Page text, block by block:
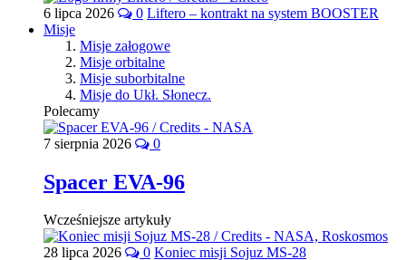
6 lipca 2026 0 Liftero – kontrakt na system BOOSTER
Misje
Misje załogowe
Misje orbitalne
Misje suborbitalne
Misje do Ukł. Słonecz.
Polecamy
7 sierpnia 2026 0
Spacer EVA-96
Wcześniejsze artykuły
28 lipca 2026 0 Koniec misji Sojuz MS-28